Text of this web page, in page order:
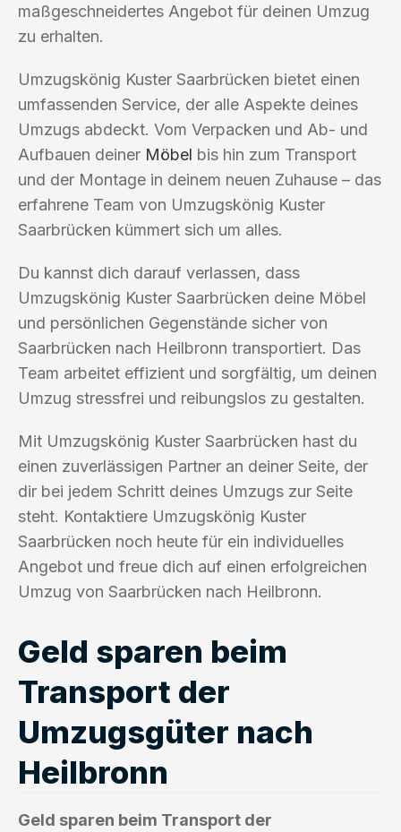
maßgeschneidertes Angebot für deinen Umzug
zu erhalten.
Umzugskönig Kuster Saarbrücken bietet einen
umfassenden Service, der alle Aspekte deines
Umzugs abdeckt. Vom Verpacken und Ab- und
Aufbauen deiner Möbel bis hin zum Transport
und der Montage in deinem neuen Zuhause – das
erfahrene Team von Umzugskönig Kuster
Saarbrücken kümmert sich um alles.
Du kannst dich darauf verlassen, dass
Umzugskönig Kuster Saarbrücken deine Möbel
und persönlichen Gegenstände sicher von
Saarbrücken nach Heilbronn transportiert. Das
Team arbeitet effizient und sorgfältig, um deinen
Umzug stressfrei und reibungslos zu gestalten.
Mit Umzugskönig Kuster Saarbrücken hast du
einen zuverlässigen Partner an deiner Seite, der
dir bei jedem Schritt deines Umzugs zur Seite
steht. Kontaktiere Umzugskönig Kuster
Saarbrücken noch heute für ein individuelles
Angebot und freue dich auf einen erfolgreichen
Umzug von Saarbrücken nach Heilbronn.
Geld sparen beim
Transport der
Umzugsgüter nach
Heilbronn
Geld sparen beim Transport der